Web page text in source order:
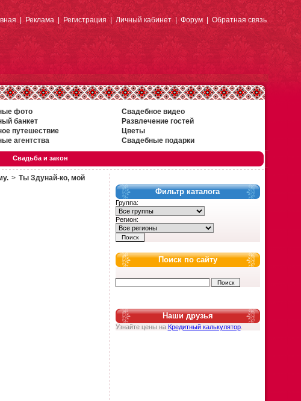
|Реклама|Регистрация| Личный кабинет|Форум| Обратная связь
фото
Свадебное видео
банкет
Развлечение гостей
путешествие
Цветы
агентства Свадебные подарки
Свадьба и закон
> Ты Здунай-ко, мой
Фильтр каталога
Группа:
Регион:
Поиск по сайту
Наши друзья
Узнайте цены на Кредитный калькулятор.